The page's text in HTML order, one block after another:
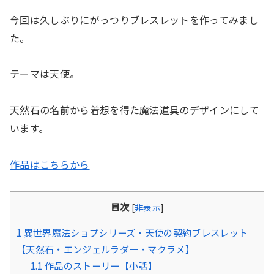
今回は久しぶりにがっつりブレスレットを作ってみまし
た。
テーマは天使。
天然石の名前から着想を得た魔法道具のデザインにして
います。
作品はこちらから
目次 [非表示]
1 異世界魔法ショプシリーズ・天使の契約ブレスレット
【天然石・エンジェルラダー・マクラメ】
1.1 作品のストーリー【小話】